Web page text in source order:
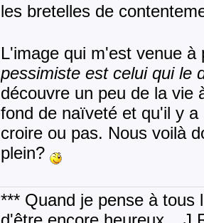
les bretelles de
L'image qui m'est venue
pessimiste est celui qui le
découvre un peu de la vie
fond de naïveté et qu'il y
croire ou pas. Nous voilà
plein?
*** Quand je pense à tous